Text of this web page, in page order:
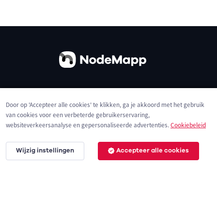
Privacybeleid Cookies
Door op 'Accepteer alle cookies' te klikken, ga je akkoord met het gebruik
van cookies voor een verbeterde gebruikerservaring,
websiteverkeersanalyse en gepersonaliseerde advertenties.Cookiebeleid
Wijzig instellingen Accepteer alle cookies